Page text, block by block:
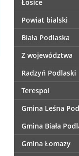
Łosice
Powiat bialski
Biała Podlaska
Z województwa
Radzyń Podlaski
Terespol
Gmina Leśna
Gmina Biała
Gmina Łomazy